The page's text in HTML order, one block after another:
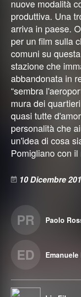
nuove modalità
produttiva. Una
arriva in paese.
per un film sulla
comuni su
stazione che
abbandonata in
“sembra
mura dei
quasi tutte
personalità che
un'idea di cosa
Pomigliano con
10 Dicembre
PR Paolo
ED Emanuele